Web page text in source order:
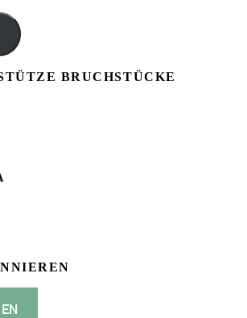
BRUCHSTÜCKE